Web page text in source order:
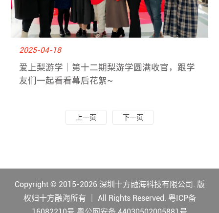
2025-04-18
爱上梨游学｜第十二期梨游学圆满收官，跟学
友们一起看看幕后花絮~
上一页 下一页
Copyright © 2015-2026 深圳十方融海科技有限公司. 版
权归十方融海所有 ｜ All Rights Reserved. 粤ICP备